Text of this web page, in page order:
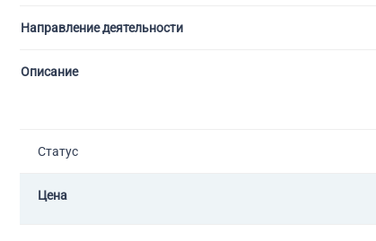
Направление деятельности
Описание
Статус
Цена